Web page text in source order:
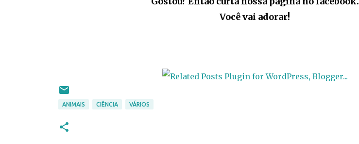
Você vai adorar!
ANIMAIS CIÊNCIA VÁRIOS